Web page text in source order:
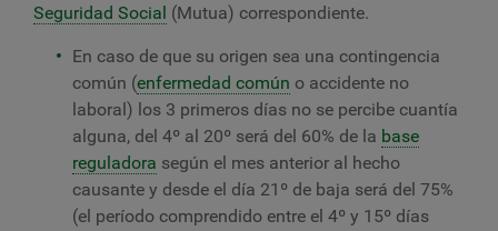
Seguridad Social (Mutua) correspondiente.
En caso de que su origen sea una contingencia
común (enfermedad común o accidente no
laboral) los 3 primeros días no se percibe cuantía
alguna, del 4º al 20º será del 60% de la base
reguladora según el mes anterior al hecho
causante y desde el día 21º de baja será del 75%
(el período comprendido entre el 4º y 15º días